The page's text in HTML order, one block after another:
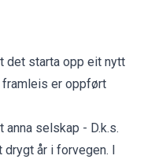
det starta opp eit nytt
er oppført
selskap - D.k.s.
år i forvegen. I